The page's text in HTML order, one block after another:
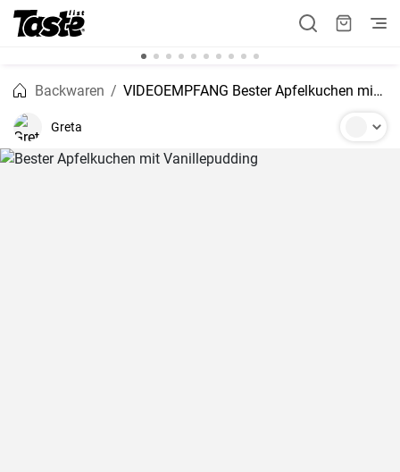
Backwaren VIDEOEMPFANG Bester Apfelkuchen mit Vanillepudding
Greta